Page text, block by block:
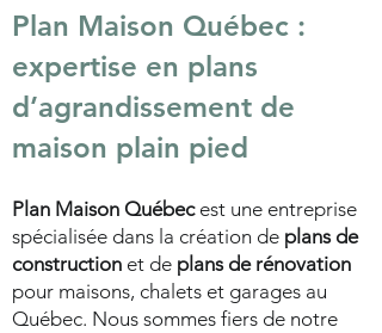
Plan Maison Québec :
expertise en plans
d’agrandissement de
maison plain pied
Plan Maison Québecest une entreprise
spécialisée dans la création de plans de
construction et de plans de rénovation
pour maisons, chalets et garages au
Québec. Nous sommes fiers de notre